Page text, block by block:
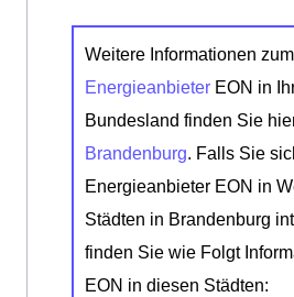
Weitere Informationen zum
Energieanbieter EON in
Bundesland finden Sie
Brandenburg. Falls Sie
Energieanbieter EON in
Städten in Brandenburg
finden Sie wie Folgt
EON in diesen Städten: